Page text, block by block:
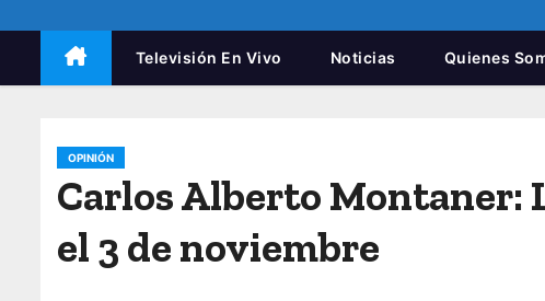
Televisión En Vivo Noticias Quienes
OPINIÓN
Carlos Alberto Montaner:
el 3 de noviembre